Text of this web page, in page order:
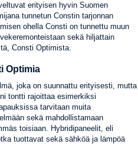
erityisen hyvin Suomen
tunnetun Constin tarjonnan
ohella Consti on tunnettu muun
sekä hiljattain
Consti Optimista.
Optimia
joka on suunnattu erityisesti, mutta
tontti rajoittaa esimerkiksi
tarvitaan muita
sekä mahdollistamaan
toisiaan. Hybridipaneelit, eli
tuottavat sekä sähköä ja lämpöä